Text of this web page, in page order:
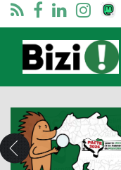
Bizimugi